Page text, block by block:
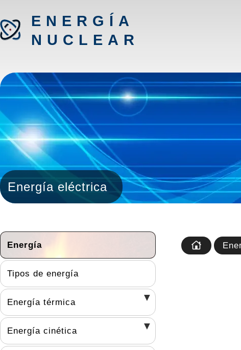
ENERGÍA
NUCLEAR
Energía eléctrica
Energía
Tipos de energía
Energía térmica
Energía cinética